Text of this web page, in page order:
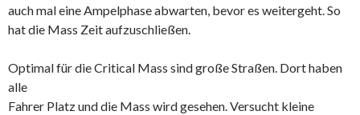
auch mal eine Ampelphase abwarten, bevor es weitergeht. So
hat die Mass Zeit aufzuschließen.
Optimal für die Critical Mass sind große Straßen. Dort haben
alle
Fahrer Platz und die Mass wird gesehen. Versucht kleine